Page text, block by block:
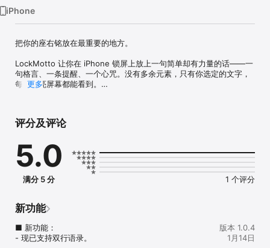
iPhone
把你的座右铭放在最重要的地方。
LockMotto 让你在 iPhone 锁屏上放上一句简单却有力量的话——一
句格言、一条提醒、一个心咒。没有多余元素，只有你选定的文字，
每次点亮屏幕都能看到。
• 添加你的专属座右铭
• 干净安静
无广告，无跟踪，无打扰。锁屏只属于你自己。
• 极简易读
锁屏是你每天看到的第一眼。让这一刻成为清醒与专注，而不是噪
更多
评分及评论
5.0
满分 5 分 1 个评分
新功能
■ 新功能：
- 现已支持双行语录。
版本 1.0.4
1月14日